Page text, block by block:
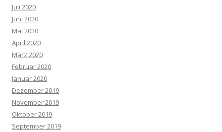
Juli 2020
Juni 2020
Mai 2020
April 2020
März 2020
Februar 2020
Januar 2020
Dezember 2019
November 2019
Oktober 2019
September 2019